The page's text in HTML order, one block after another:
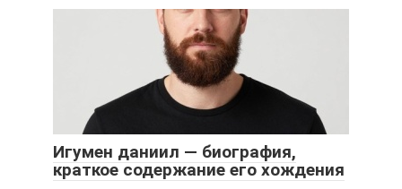
Игумен даниил — биография,
краткое содержание его хождения